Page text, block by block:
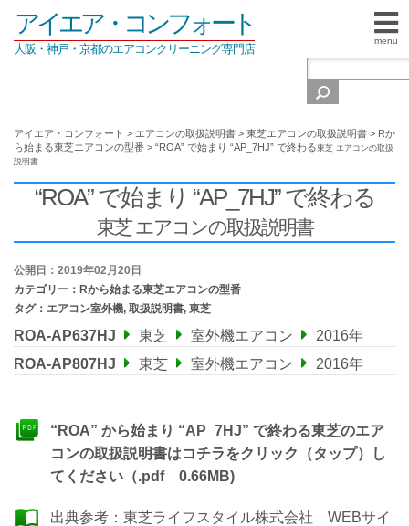
menu
アイエア・コンフォート
大阪・神戸・京都のエアコンクリーニング専門店
アイエア・コンフォート > エアコンの取扱説明書 > 東芝エアコンの取扱説明書 > Rか
ら始まる東芝エアコンの型番 > “ROA” で始まり “AP_7HJ” で終わる東芝 エアコンの取扱
説明書
“ROA” で始まり “AP_7HJ” で終わる
東芝 エアコンの取扱説明書
公開日：2019年02月20日
カテゴリー： Rから始まる東芝エアコンの型番
タグ： エアコン室外機, 取扱説明書, 東芝
ROA-AP637HJ 東芝 室外機エアコン
2016年
ROA-AP807HJ
東芝 室外機エアコン 2016年
“ROA” から始まり “AP_7HJ” で終わる東芝のエア
コンの取扱説明書はコチラをクリック（タップ）し
てください（.pdf 0.66MB)
出典参考： 東芝ライフスタイル株式会社 WEBサイ